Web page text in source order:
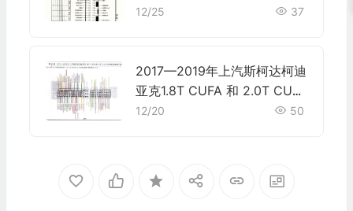
子图
12/25 37
2017—2019年上汽斯柯达柯迪
亚克1.8T CUFA 和 2.0T CUG
A 发动机电脑端子
12/20 50